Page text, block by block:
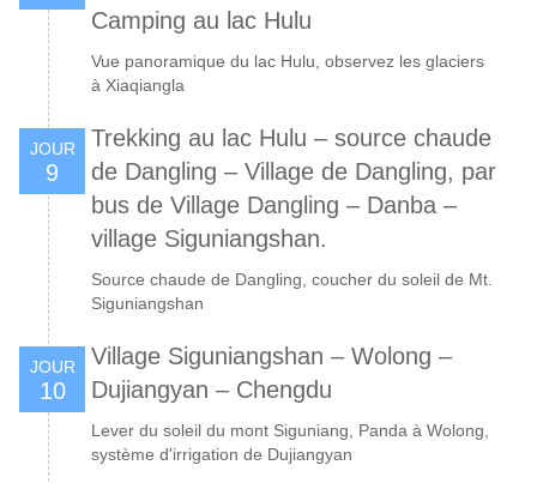
Camping au lac Hulu
Vue panoramique du lac Hulu, observez les glaciers
à Xiaqiangla
JOUR
9
Trekking au lac Hulu – source chaude
de Dangling – Village de Dangling, par
bus de Village Dangling – Danba –
village Siguniangshan.
Source chaude de Dangling, coucher du soleil de Mt.
Siguniangshan
JOUR
10
Village Siguniangshan – Wolong –
Dujiangyan – Chengdu
Lever du soleil du mont Siguniang, Panda à Wolong,
système d'irrigation de Dujiangyan